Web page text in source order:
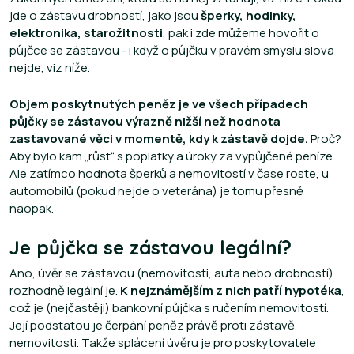
jde o zástavu drobností, jako jsoušperky, hodinky,
elektronika, starožitnosti, pak i zde můžeme hovořit o
půjčce se zástavou - i když o půjčku v pravém smyslu slova
nejde, viz níže.
Objem poskytnutých peněz je ve všech případech
půjčky se zástavou výrazně nižší než hodnota
zastavované věci v momentě, kdy k zástavě dojde.Proč?
Aby bylo kam „růst“ s poplatky a úroky za vypůjčené peníze.
Ale zatímco hodnota šperků a nemovitostí v čase roste, u
automobilů (pokud nejde o veterána) je tomu přesně
naopak.
Je půjčka se zástavou legální?
Ano, úvěr se zástavou (nemovitosti, auta nebo drobností)
rozhodně legální je. K nejznámějším z nich patří hypotéka,
což je (nejčastěji) bankovní půjčka s ručením nemovitostí.
Její podstatou je čerpání peněz právě proti zástavě
nemovitosti. Takže splácení úvěru je pro poskytovatele